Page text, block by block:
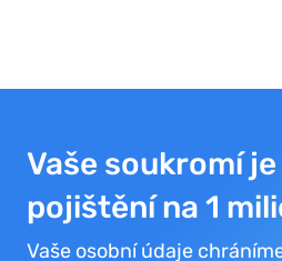
Vaše soukromí
pojištění na 1
Vaše osobní údaje